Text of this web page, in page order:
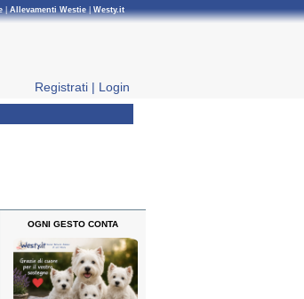
|Allevamenti Westie|Westy.it
Registrati | Login
OGNI GESTO CONTA